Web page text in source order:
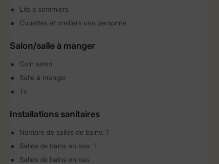
Lits à sommiers
Couettes et oreillers une personne
Salon/salle à manger
Coin salon
Salle à manger
Tv
Installations sanitaires
Nombre de salles de bains: 1
Salles de bains en bas: 1
Salles de bains en bas